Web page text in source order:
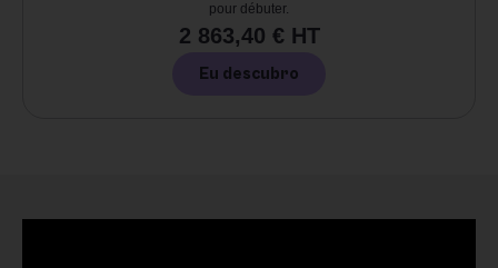
pour débuter.
2 863,40 € HT
Eu descubro